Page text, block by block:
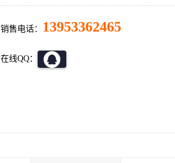
销售电话： 13953362465
在线QQ：